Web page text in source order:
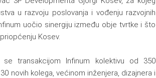
u razvoju poslovanja i vođenju razvojnih
uočio sinergiju između obje tvrtke i što
Kosev.
transakcijom Infinum kolektivu od 350
novih kolega, većinom inženjera, dizajnera i